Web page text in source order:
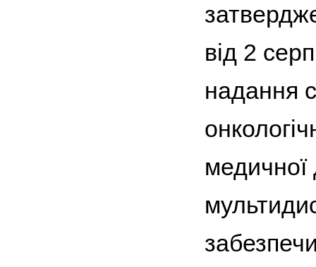
від 2
надання
медичної